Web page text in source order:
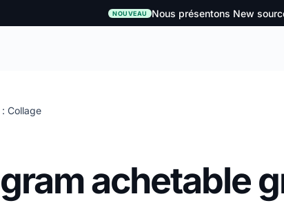
NOUVEAU Nous présentons New
Collage
achetable